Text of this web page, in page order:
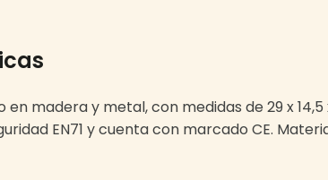
madera y metal, con medidas de 29 x
EN71 y cuenta con marcado CE.